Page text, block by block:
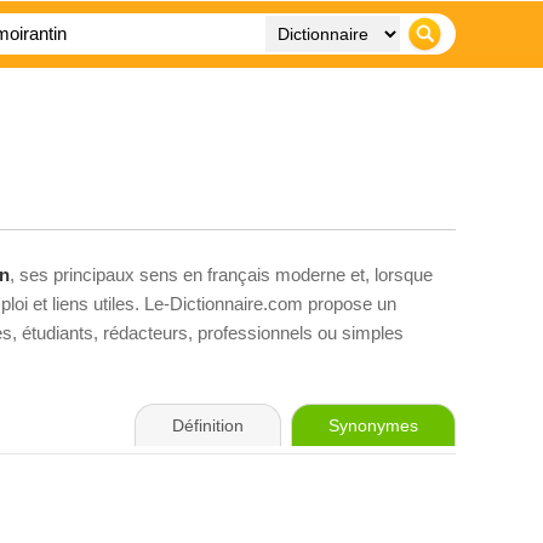
, ses principaux sens en français moderne et, lorsque
et liens utiles. Le-Dictionnaire.com propose un
étudiants, rédacteurs, professionnels ou simples
Définition Synonymes